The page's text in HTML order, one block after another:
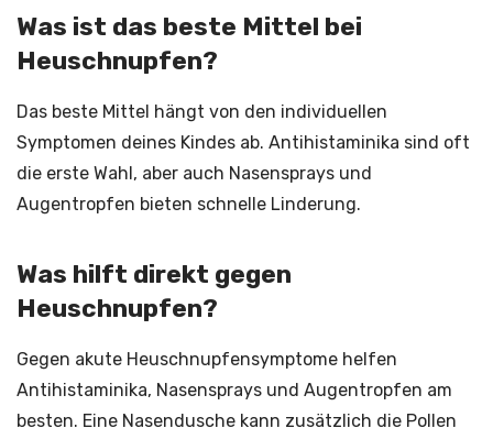
Was ist das beste Mittel bei
Heuschnupfen?
Das beste Mittel hängt von den individuellen
Symptomen deines Kindes ab. Antihistaminika sind oft
die erste Wahl, aber auch Nasensprays und
Augentropfen bieten schnelle Linderung.
Was hilft direkt gegen
Heuschnupfen?
Gegen akute Heuschnupfensymptome helfen
Antihistaminika, Nasensprays und Augentropfen am
besten. Eine Nasendusche kann zusätzlich die Pollen